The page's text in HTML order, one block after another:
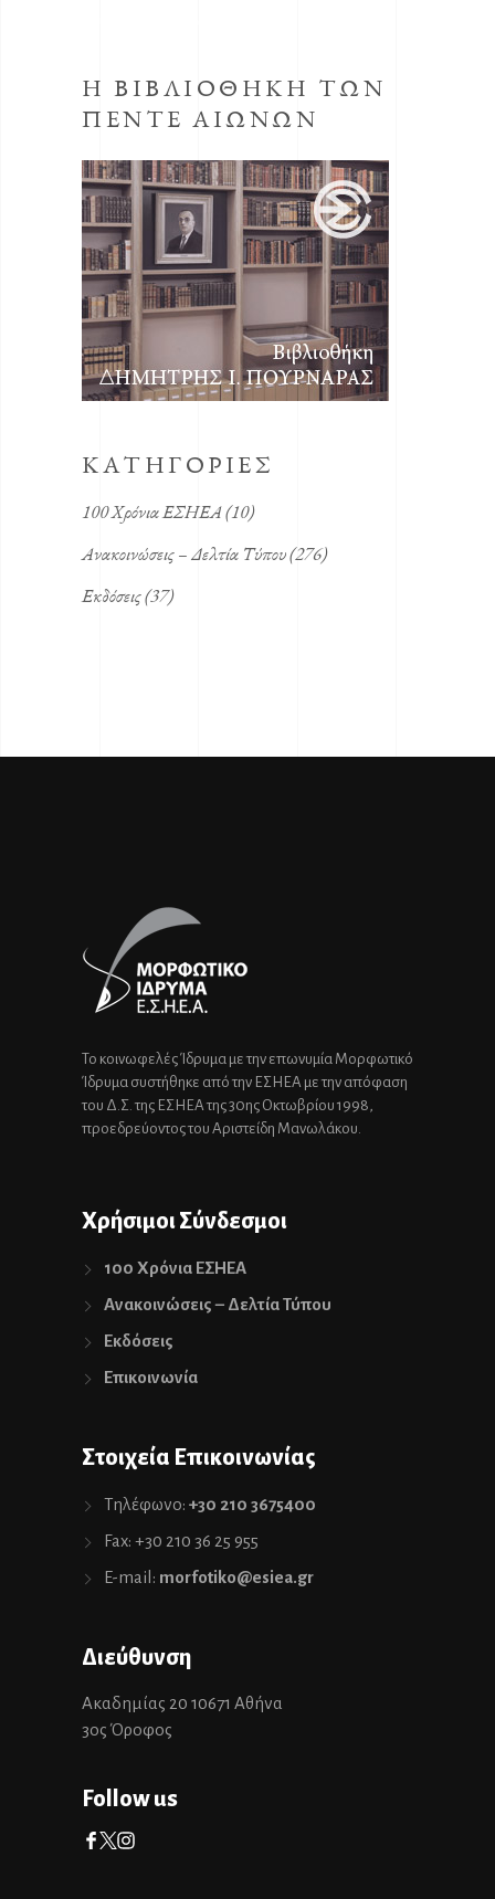
Η ΒΙΒΛΙΟΘΗΚΗ ΤΩΝ
ΠΕΝΤΕ ΑΙΩΝΩΝ
KΑΤΗΓΟΡΙΕΣ
100 Χρόνια ΕΣΗΕΑ(10)
Ανακοινώσεις – Δελτία Τύπου(276)
Εκδόσεις(37)
Το κοινωφελές Ίδρυμα με την επωνυμία Μορφωτικό
Ίδρυμα συστήθηκε από την ΕΣΗΕΑ με την απόφαση
του Δ.Σ. της ΕΣΗΕΑ της 30ης Οκτωβρίου 1998,
προεδρεύοντος του Αριστείδη Μανωλάκου.
Χρήσιμοι Σύνδεσμοι
100 Χρόνια ΕΣΗΕΑ
Ανακοινώσεις – Δελτία Τύπου
Εκδόσεις
Επικοινωνία
Στοιχεία Επικοινωνίας
Τηλέφωνο: +30 210 3675400
Fax: +30 210 36 25 955
E-mail: morfotiko@esiea.gr
Διεύθυνση
Ακαδημίας 20 10671 Αθήνα
3ος Όροφος
Follow us